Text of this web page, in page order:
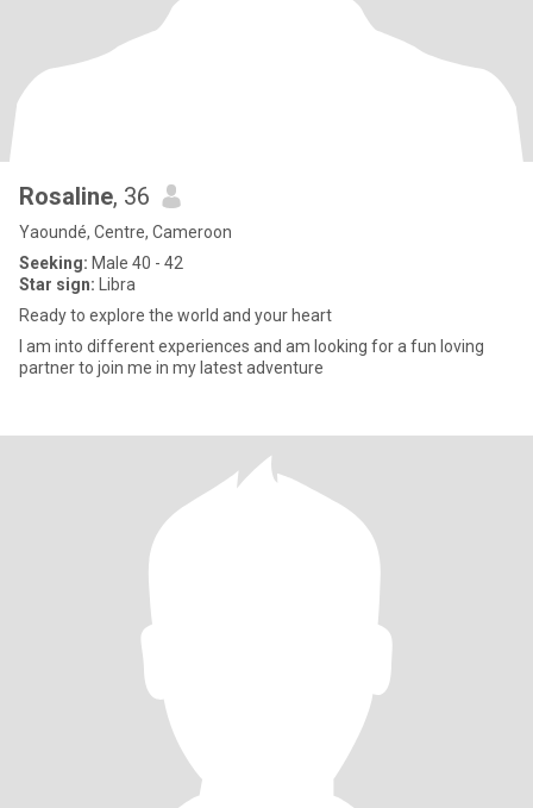
Rosaline, 36
Yaoundé, Centre, Cameroon
Seeking: Male 40 - 42
Star sign: Libra
Ready to explore the world and your heart
I am into different experiences and am looking for a fun loving
partner to join me in my latest adventure